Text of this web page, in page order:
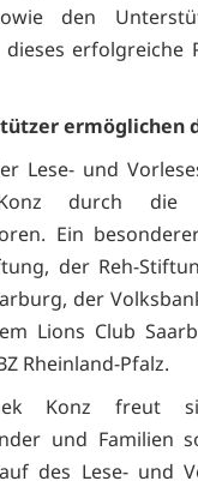
den
erfolgreiche
ermöglichen
Lese- und
durch die
Ein
der Reh-
der
Lions Club
Rheinland-Pfalz.
Konz freut
und Familien
des Lese- und